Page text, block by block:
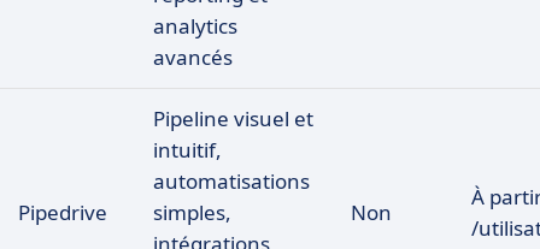
analytics
avancés
Pipedrive
Pipeline visuel et
intuitif,
automatisations
simples,
Non
À
/